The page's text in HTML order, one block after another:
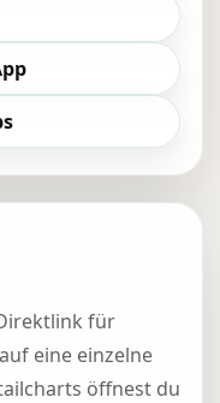
für
eine einzelne
öffnest du